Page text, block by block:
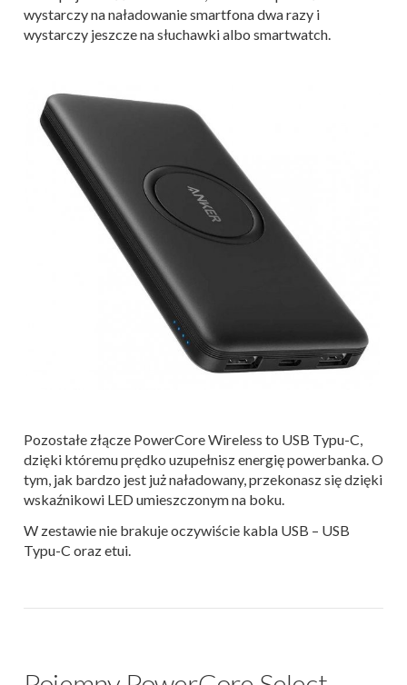
wystarczy na naładowanie smartfona dwa razy i
wystarczy jeszcze na słuchawki albo smartwatch.
Pozostałe złącze PowerCore Wireless to USB Typu-C,
dzięki któremu prędko uzupełnisz energię powerbanka. O
tym, jak bardzo jest już naładowany, przekonasz się dzięki
wskaźnikowi LED umieszczonym na boku.
W zestawie nie brakuje oczywiście kabla USB – USB
Typu-C oraz etui.